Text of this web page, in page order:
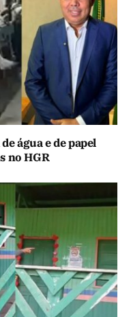
água e de papel
no HGR